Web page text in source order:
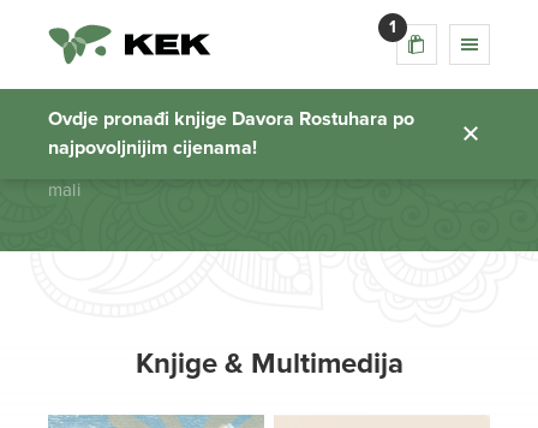
1
Ovdje pronađi knjige Davora Rostuhara po
najpovoljnijim cijenama!
mali
Početna stranica
mali
Knjige & Multimedija